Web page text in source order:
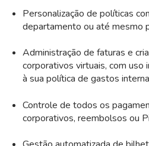
Personalização de políticas
departamento ou até mesmo
Administração de faturas e
corporativos virtuais, com
à sua política de gastos
Controle de todos os
corporativos, reembolsos ou